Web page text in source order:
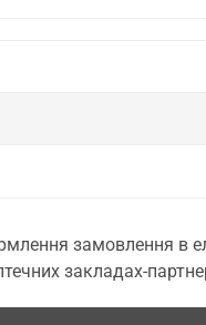
замовлення в
закладах-